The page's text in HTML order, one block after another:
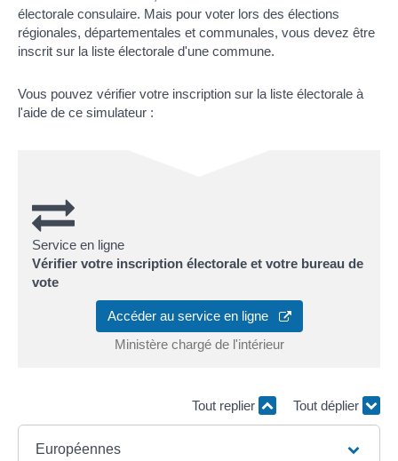
électorale consulaire. Mais pour voter lors des élections
régionales, départementales et communales, vous devez être
inscrit sur la liste électorale d'une commune.
Vous pouvez vérifier votre inscription sur la liste électorale à
l'aide de ce simulateur :
Service en ligne
Vérifier votre inscription électorale et votre bureau de
vote
Accéder au service en ligne
Ministère chargé de l'intérieur
Tout replier Tout déplier
Européennes